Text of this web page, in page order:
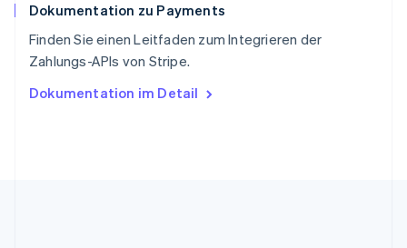
Dokumentation zu Payments
Finden Sie einen Leitfaden zum Integrieren der
Zahlungs-APIs von Stripe.
Dokumentation im Detail
Thailand
Tschechische Republik
English
English